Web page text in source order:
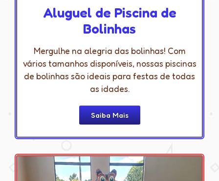
Aluguel de Piscina de
Bolinhas
Mergulhe na alegria das bolinhas! Com
vários tamanhos disponíveis, nossas piscinas
de bolinhas são ideais para festas de todas
as idades.
Saiba Mais